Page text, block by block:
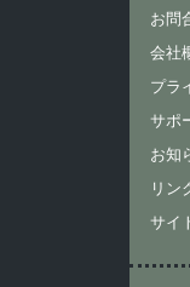
お問
会社
プラ
サポ
お知
リン
サイ